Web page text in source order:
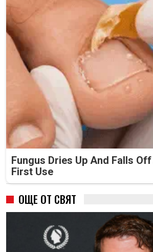
Fungus Dries Up And Falls
First Use
ОЩЕ ОТ СВЯТ